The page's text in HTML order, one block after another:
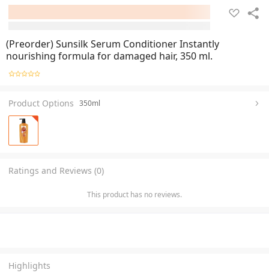
(Preorder) Sunsilk Serum Conditioner Instantly
nourishing formula for damaged hair, 350 ml.
Product Options 350ml
Ratings and Reviews (0)
This product has no reviews.
Highlights